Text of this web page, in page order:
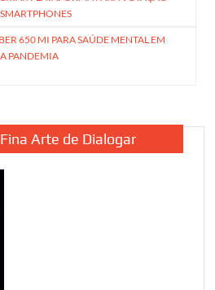
650 MI PARA SAÚDE MENTAL EM
PANDEMIA
Fina Arte de Dialogar